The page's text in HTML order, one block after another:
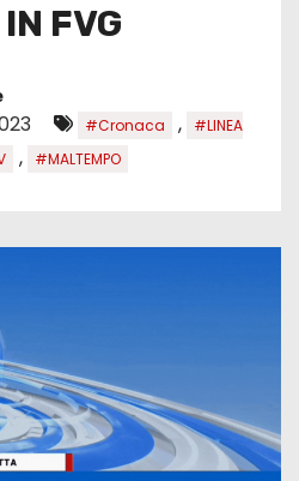
FVG
#Cronaca ,
#LINEA
, #MALTEMPO